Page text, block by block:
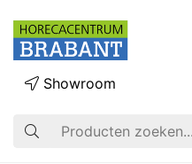
Zoek op
Showroom